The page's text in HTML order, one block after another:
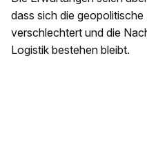
dass sich die
verschlechtert und die
Logistik bestehen bleibt.